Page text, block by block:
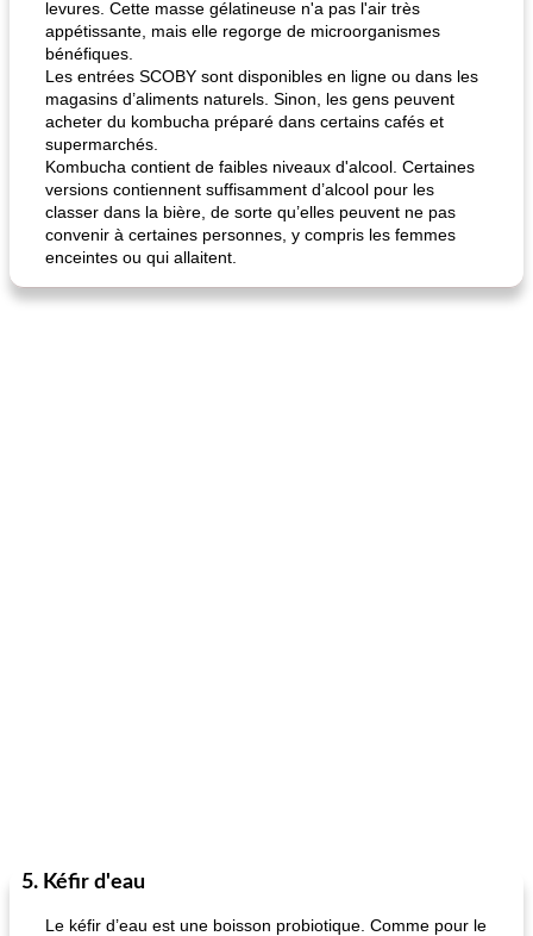
quinoa petit déjeuner méditerranéen
levures. Cette masse gélatineuse n'a pas l'air très
appétissante, mais elle regorge de microorganismes
bénéfiques.
Les entrées SCOBY sont disponibles en ligne ou dans les
magasins d’aliments naturels. Sinon, les gens peuvent
acheter du kombucha préparé dans certains cafés et
supermarchés.
Kombucha contient de faibles niveaux d'alcool. Certaines
versions contiennent suffisamment d’alcool pour les
classer dans la bière, de sorte qu’elles peuvent ne pas
convenir à certaines personnes, y compris les femmes
enceintes ou qui allaitent.
5. Kéfir d'eau
Le kéfir d’eau est une boisson probiotique. Comme pour le